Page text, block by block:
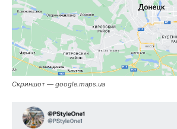
Скриншот — google.maps.ua